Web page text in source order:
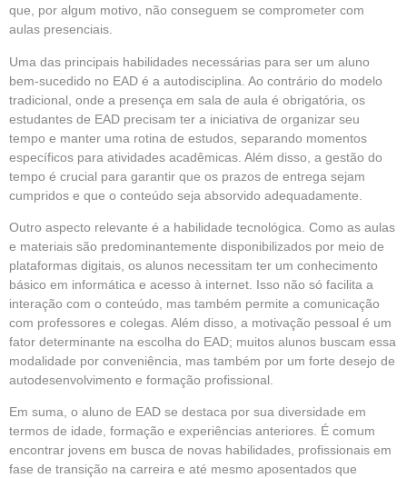
que, por algum motivo, não conseguem se comprometer com
aulas presenciais.
Uma das principais habilidades necessárias para ser um aluno
bem-sucedido no EAD é a autodisciplina. Ao contrário do modelo
tradicional, onde a presença em sala de aula é obrigatória, os
estudantes de EAD precisam ter a iniciativa de organizar seu
tempo e manter uma rotina de estudos, separando momentos
específicos para atividades acadêmicas. Além disso, a gestão do
tempo é crucial para garantir que os prazos de entrega sejam
cumpridos e que o conteúdo seja absorvido adequadamente.
Outro aspecto relevante é a habilidade tecnológica. Como as aulas
e materiais são predominantemente disponibilizados por meio de
plataformas digitais, os alunos necessitam ter um conhecimento
básico em informática e acesso à internet. Isso não só facilita a
interação com o conteúdo, mas também permite a comunicação
com professores e colegas. Além disso, a motivação pessoal é um
fator determinante na escolha do EAD; muitos alunos buscam essa
modalidade por conveniência, mas também por um forte desejo de
autodesenvolvimento e formação profissional.
Em suma, o aluno de EAD se destaca por sua diversidade em
termos de idade, formação e experiências anteriores. É comum
encontrar jovens em busca de novas habilidades, profissionais em
fase de transição na carreira e até mesmo aposentados que